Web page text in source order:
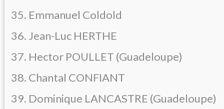
35. Emmanuel Coldold
36. Jean-Luc HERTHE
37. Hector POULLET (Guadeloupe)
38. Chantal CONFIANT
39. Dominique LANCASTRE (Guadeloupe)